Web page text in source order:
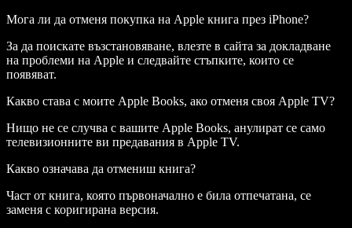
Мога ли да отменя покупка на Apple книга през iPhone?
За да поискате възстановяване, влезте в сайта за докладване
на проблеми на Apple и следвайте стъпките, които се
появяват.
Какво става с моите Apple Books, ако отменя своя Apple TV?
Нищо не се случва с вашите Apple Books, анулират се само
телевизионните ви предавания в Apple TV.
Какво означава да отмениш книга?
Част от книга, която първоначално е била отпечатана, се
заменя с коригирана версия.